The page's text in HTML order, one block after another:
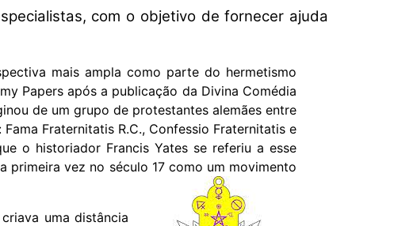
com o objetivo de fornecer ajuda
mais ampla como parte do hermetismo
Papers após a publicação da Divina Comédia
de um grupo de protestantes alemães entre
Fraternitatis R.C., Confessio Fraternitatis e
o historiador Francis Yates se referiu a esse
primeira vez no século 17 como um movimento
uma distância